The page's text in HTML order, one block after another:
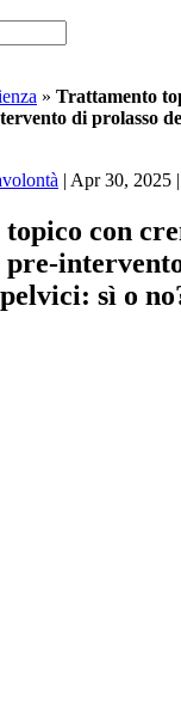
» Trattamento
di prolasso
| Apr 30, 2025 |
con
pre-
sì o